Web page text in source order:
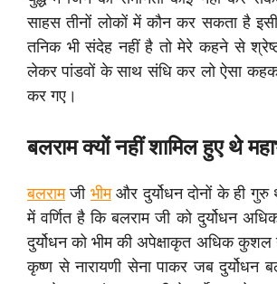
साहस तीनों लोकों में कौन कर सकता है
तनिक भी संदेह नहीं है तो मेरे कहने से
लेकर पांडवों के साथ संधि कर लो ऐसा
कर गए।
बलराम क्यों नहीं शामिल हुए थे
बलरामजी भीमऔर दुर्योधन दोनों के ही गुरु
में वर्णित है कि बलराम जी को दुर्योधन
दुर्योधन को भीम की अपेक्षाकृत अधिक कुशल
कृष्ण से नारायणी सेना पाकर जब दुर्योधन